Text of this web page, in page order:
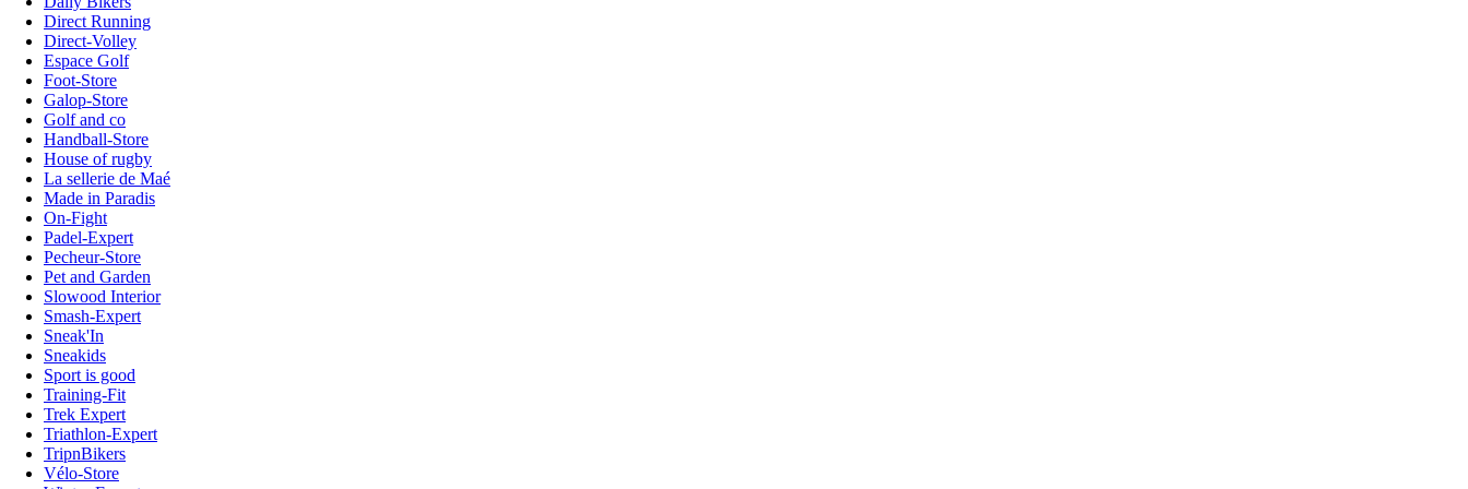
Direct Running
Direct-Volley
Espace Golf
Foot-Store
Galop-Store
Golf and co
Handball-Store
House of rugby
La sellerie de Maé
Made in Paradis
On-Fight
Padel-Expert
Pecheur-Store
Pet and Garden
Slowood Interior
Smash-Expert
Sneak'In
Sneakids
Sport is good
Training-Fit
Trek Expert
Triathlon-Expert
TripnBikers
Vélo-Store